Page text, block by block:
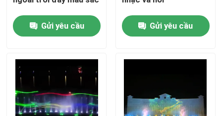
Nhà
Sản phẩm
Gửi yêu cầu Gửi yêu cầu